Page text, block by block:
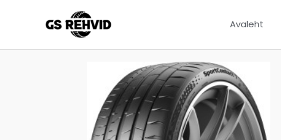
Avaleht